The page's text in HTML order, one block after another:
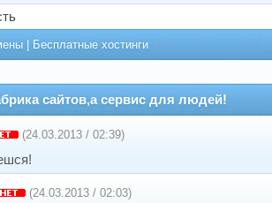
Бесплатные хостинги
сайтов,а сервис для людей!
(24.03.2013 / 02:39)
(24.03.2013 / 02:03)